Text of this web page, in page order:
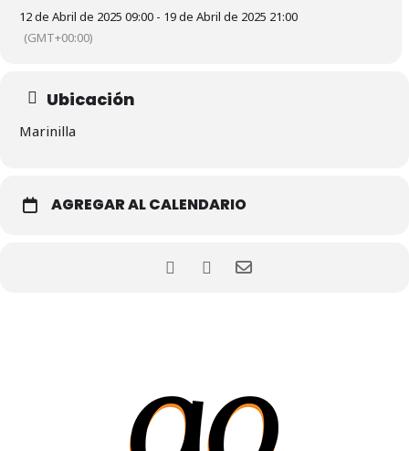
12 de Abril de 2025 09:00 - 19 de Abril de 2025 21:00
(GMT+00:00)
Ubicación
Marinilla
AGREGAR AL CALENDARIO